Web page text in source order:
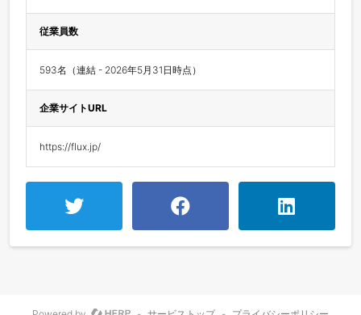
従業員数
593名（連結 - 2026年5月31日時点）
企業サイトURL
https://flux.jp/